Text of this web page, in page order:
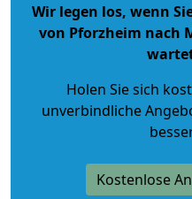
Wir legen los, wenn
von Pforzheim nach
Holen Sie sich
unverbindliche
Kostenlose